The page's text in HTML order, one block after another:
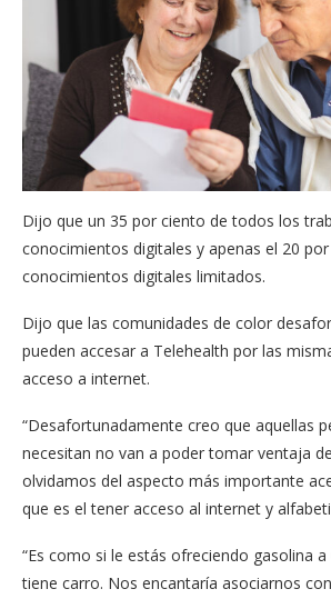
Dijo que un 35 por ciento de todos los
conocimientos digitales y apenas el 20
conocimientos digitales limitados.
Dijo que las comunidades de color
pueden accesar a Telehealth por las
acceso a internet.
“Desafortunadamente creo que aquellas
necesitan no van a poder tomar ventaja
olvidamos del aspecto más importante
que es el tener acceso al internet y
“Es como si le estás ofreciendo gasolina
tiene carro. Nos encantaría asociarnos